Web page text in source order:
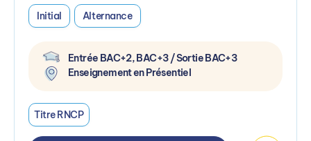
Initial Alternance
Entrée BAC+2, BAC+3 / Sortie BAC+3
Enseignement en Présentiel
Titre RNCP